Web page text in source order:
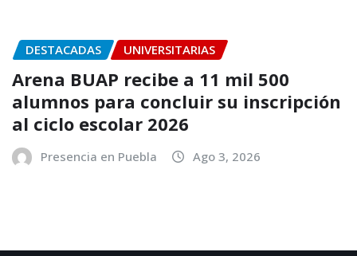
DESTACADAS UNIVERSITARIAS
Arena BUAP recibe a 11 mil 500
alumnos para concluir su inscripción
al ciclo escolar 2026
Presencia en Puebla Ago 3, 2026